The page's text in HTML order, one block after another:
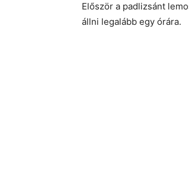
Először a padlizsánt
állni legalább egy órára.